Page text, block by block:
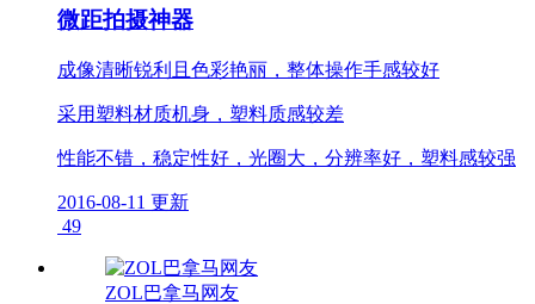
微距拍摄神器
成像清晰锐利且色彩艳丽，整体操作手感较好
采用塑料材质机身，塑料质感较差
性能不错，稳定性好，光圈大，分辨率好，塑料感较强
2016-08-11 更新
49
ZOL巴拿马网友